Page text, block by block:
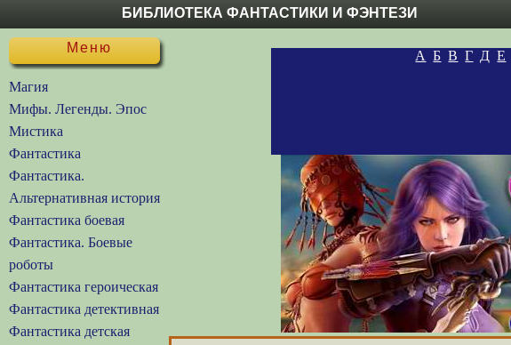
БИБЛИОТЕКА ФАНТАСТИКИ И ФЭНТЕЗИ
Меню
Магия
Мифы. Легенды. Эпос
Мистика
Фантастика
Фантастика.
Альтернативная история
Фантастика боевая
Фантастика. Боевые
роботы
Фантастика героическая
Фантастика детективная
Фантастика детская
А Б В Г Д Е